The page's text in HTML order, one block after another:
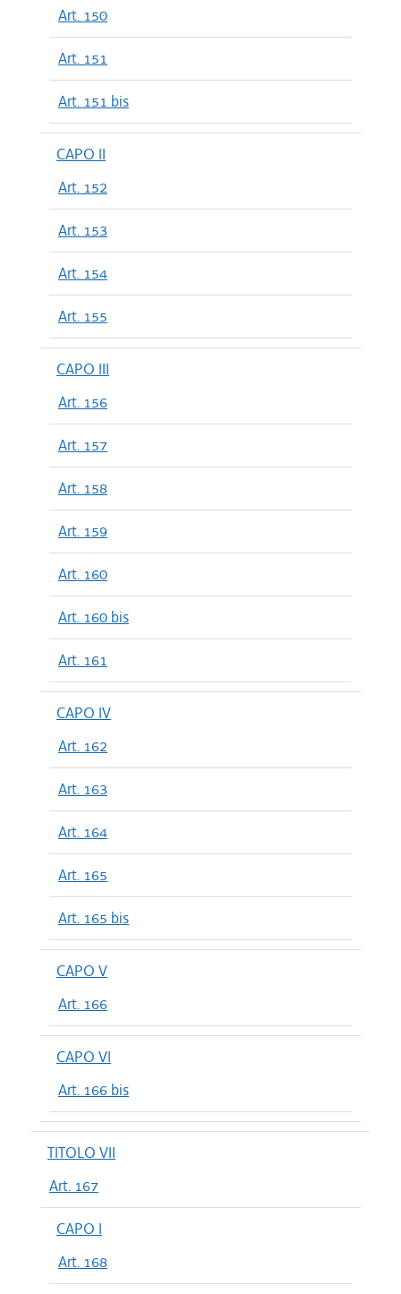
Art. 150
Art. 151
Art. 151 bis
CAPO II
Art. 152
Art. 153
Art. 154
Art. 155
CAPO III
Art. 156
Art. 157
Art. 158
Art. 159
Art. 160
Art. 160 bis
Art. 161
CAPO IV
Art. 162
Art. 163
Art. 164
Art. 165
Art. 165 bis
CAPO V
Art. 166
CAPO VI
Art. 166 bis
TITOLO VII
Art. 167
CAPO I
Art. 168